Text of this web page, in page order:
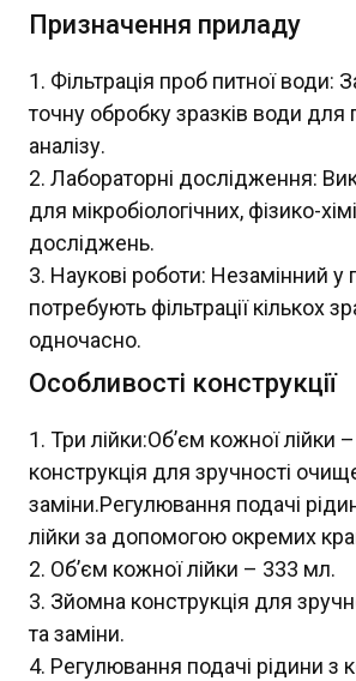
Призначення приладу
Фільтрація проб питної води:
точну обробку зразків води
аналізу.
Лабораторні дослідження:
для мікробіологічних, фізико-
досліджень.
Наукові роботи: Незамінний у
потребують фільтрації кількох
одночасно.
Особливості конструкції
Три лійки:Об’єм кожної лійки
конструкція для зручності
заміни.Регулювання подачі
лійки за допомогою окремих
Об’єм кожної лійки – 333 мл.
Зйомна конструкція для
та заміни.
Регулювання подачі рідини з